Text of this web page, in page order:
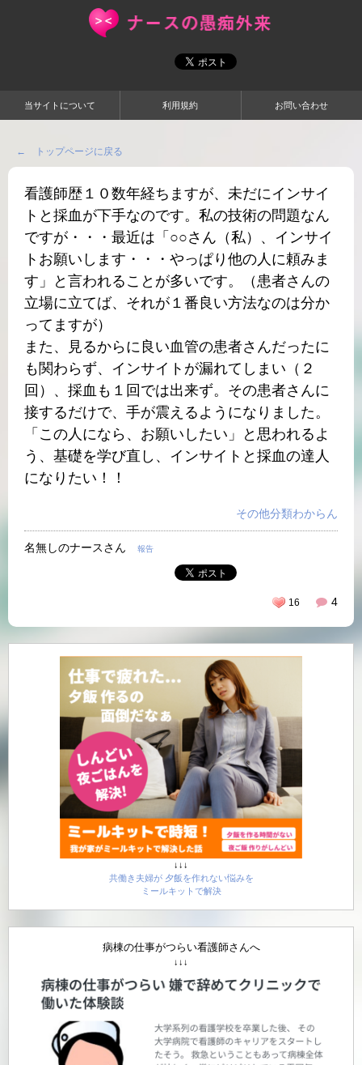
当サイトについて 利用規約 お問い合わせ
← トップページに戻る
看護師歴１０数年経ちますが、未だにインサイ
トと採血が下手なのです。私の技術の問題なん
ですが・・・最近は「○○さん（私）、インサイ
トお願いします・・・やっぱり他の人に頼みま
す」と言われることが多いです。（患者さんの
立場に立てば、それが１番良い方法なのは分か
ってますが）
また、見るからに良い血管の患者さんだったに
も関わらず、インサイトが漏れてしまい（２
回）、採血も１回では出来ず。その患者さんに
接するだけで、手が震えるようになりました。
「この人になら、お願いしたい」と思われるよ
う、基礎を学び直し、インサイトと採血の達人
になりたい！！
その他分類わからん
名無しのナースさん 報告
4
16
↓↓↓
共働き夫婦が 夕飯を作れない悩みを
ミールキットで解決
病棟の仕事がつらい看護師さんへ
↓↓↓